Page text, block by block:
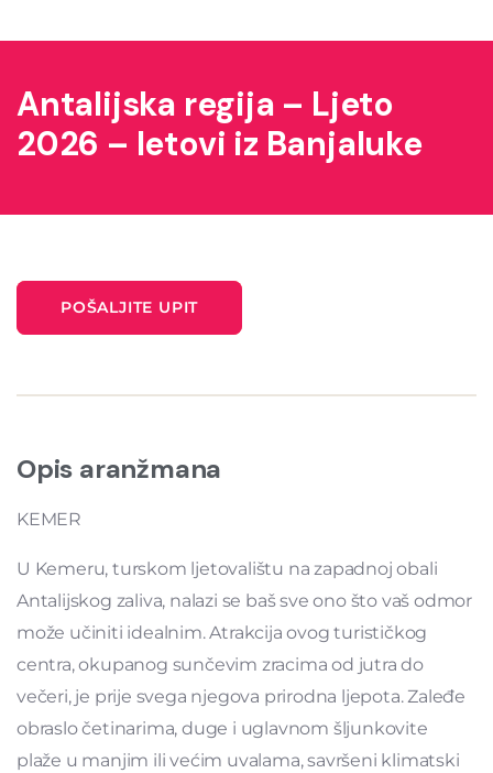
Antalijska regija – Ljeto
2026 – letovi iz Banjaluke
POŠALJITE UPIT
Opis aranžmana
KEMER
U Kemeru, turskom ljetovalištu na zapadnoj obali
Antalijskog zaliva, nalazi se baš sve ono što vaš odmor
može učiniti idealnim. Atrakcija ovog turističkog
centra, okupanog sunčevim zracima od jutra do
večeri, je prije svega njegova prirodna ljepota. Zaleđe
obraslo četinarima, duge i uglavnom šljunkovite
plaže u manjim ili većim uvalama, savršeni klimatski